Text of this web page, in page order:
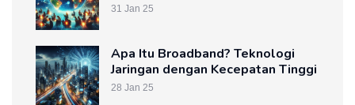
31 Jan 25
Apa Itu Broadband? Teknologi
Jaringan dengan Kecepatan Tinggi
28 Jan 25